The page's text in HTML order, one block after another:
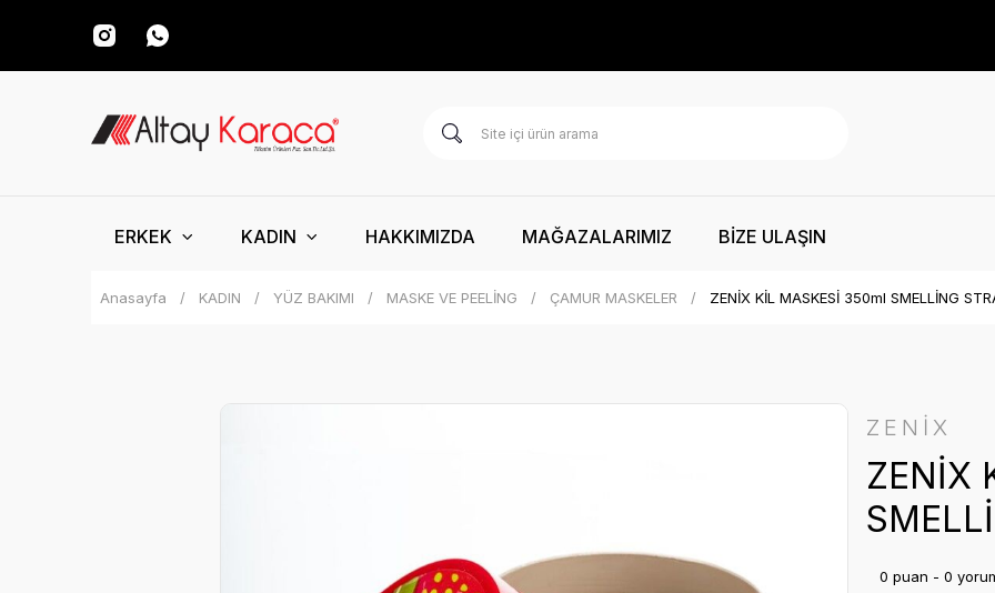
ERKEK KADIN HAKKIMIZDA MAĞAZALARIMIZ BİZE ULAŞIN
Anasayfa KADIN YÜZ BAKIMI MASKE VE PEELİNG ÇAMUR MASKELER ZENİX KİL MASKESİ 350ml SMELLİNG
ZENİX
ZENİX
0 puan - 0